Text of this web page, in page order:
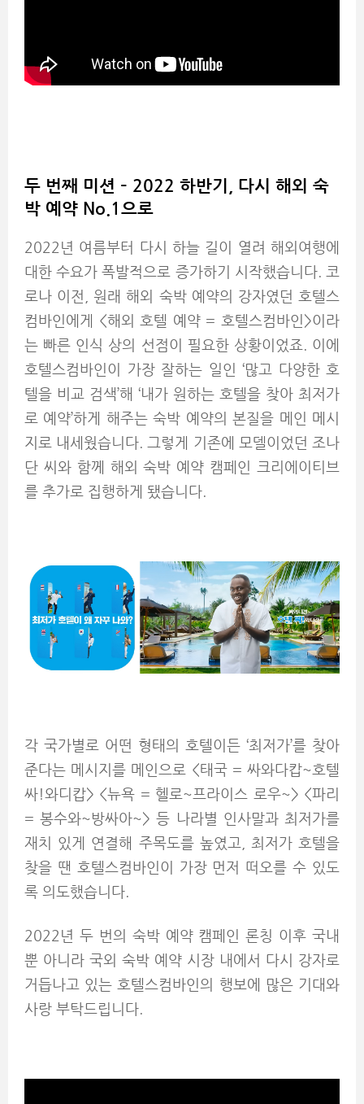
두 번째 미션 – 2022 하반기, 다시 해외 숙
박 예약 No.1으로
2022년 여름부터 다시 하늘 길이 열려 해외여행에
대한 수요가 폭발적으로 증가하기 시작했습니다. 코
로나 이전, 원래 해외 숙박 예약의 강자였던 호텔스
컴바인에게 <해외 호텔 예약 = 호텔스컴바인>이라
는 빠른 인식 상의 선점이 필요한 상황이었죠. 이에
호텔스컴바인이 가장 잘하는 일인 ‘많고 다양한 호
텔을 비교 검색’해 ‘내가 원하는 호텔을 찾아 최저가
로 예약’하게 해주는 숙박 예약의 본질을 메인 메시
지로 내세웠습니다. 그렇게 기존에 모델이었던 조나
단 씨와 함께 해외 숙박 예약 캠페인 크리에이티브
를 추가로 집행하게 됐습니다.
각 국가별로 어떤 형태의 호텔이든 ‘최저가’를 찾아
준다는 메시지를 메인으로 <태국 = 싸와다캅~호텔
싸!와디캅> <뉴욕 = 헬로~프라이스 로우~> <파리
= 봉수와~방싸아~> 등 나라별 인사말과 최저가를
재치 있게 연결해 주목도를 높였고, 최저가 호텔을
찾을 땐 호텔스컴바인이 가장 먼저 떠오를 수 있도
록 의도했습니다.
2022년 두 번의 숙박 예약 캠페인 론칭 이후 국내
뿐 아니라 국외 숙박 예약 시장 내에서 다시 강자로
거듭나고 있는 호텔스컴바인의 행보에 많은 기대와
사랑 부탁드립니다.